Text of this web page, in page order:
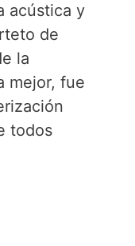
acústica y
de
la
mejor, fue
todos